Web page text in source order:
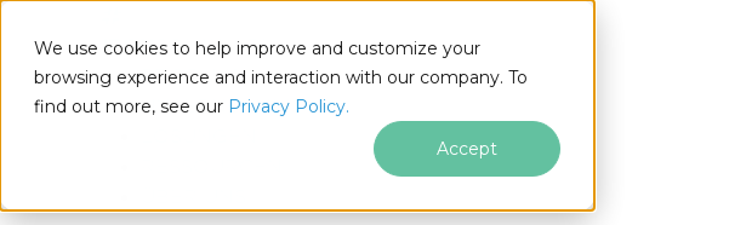
We use cookies to help improve and customize your
browsing experience and interaction with our company. To
find out more, see our Privacy Policy.
Accept
IRONSOFTWARE
PRODUKTE
UNTERNEHMEN